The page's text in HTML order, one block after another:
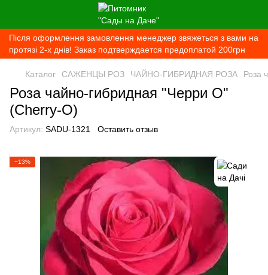
Після оформлення замовлення менеджер звяжеться з вами на
протязі 2-х днів! Заказ подтверждается предоплатой 200грн
Каталог САЖЕНЦЫ РОЗ ЧАЙНО-ГИБРИДНАЯ РОЗА Роза
Роза чайно-гибридная "Черри О"
(Cherry-O)
Артикул: SADU-1321 Оставить отзыв
−13%